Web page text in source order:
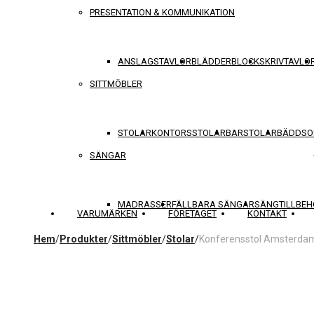
PRESENTATION & KOMMUNIKATION
ANSLAGSTAVLORBLÄDDERBLOCK
SITTMÖBLER
STOLARKONTORSSTOLARBARSTOLAR
SÄNGAR
MADRASSERFÄLLBARA SÄNGAR
VARUMÄRKEN FÖRETAGET KONTAKT
Hem/Produkter/Sittmöbler/Stolar/Konferensstol